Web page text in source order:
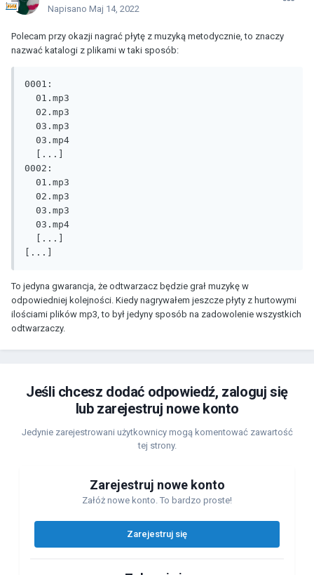
Napisano Maj 14, 2022
Polecam przy okazji nagrać płytę z muzyką metodycznie, to znaczy
nazwać katalogi z plikami w taki sposób:
0001:
0002:
[...]
To jedyna gwarancja, że odtwarzacz będzie grał muzykę w
odpowiedniej kolejności. Kiedy nagrywałem jeszcze płyty z hurtowymi
ilościami plików mp3, to był jedyny sposób na zadowolenie wszystkich
odtwarzaczy.
Jeśli chcesz dodać odpowiedź, zaloguj się
lub zarejestruj nowe konto
Jedynie zarejestrowani użytkownicy mogą komentować zawartość
tej strony.
Zarejestruj nowe konto
Załóż nowe konto. To bardzo proste!
Zarejestruj się